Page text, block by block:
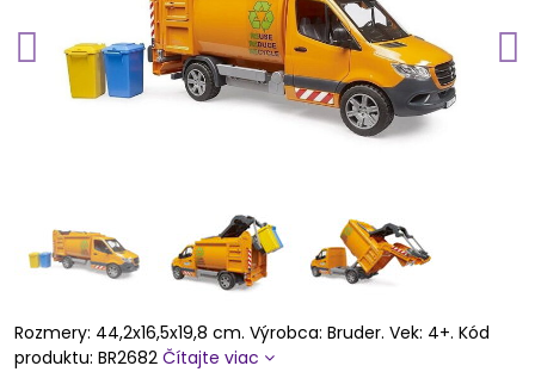
Rozmery: 44,2x16,5x19,8 cm. Výrobca: Bruder. Vek: 4+. Kód
produktu: BR2682 Čítajte viac